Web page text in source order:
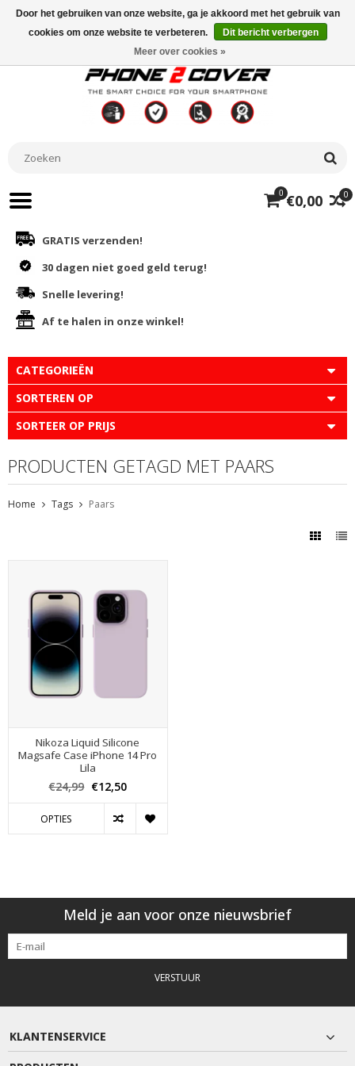
0
0 €0,00
GRATIS verzenden!
30 dagen niet goed geld terug!
Snelle levering!
Af te halen in onze winkel!
CATEGORIEËN
SORTEREN OP
SORTEER OP PRIJS
PRODUCTEN GETAGD MET PAARS
Home Tags Paars
Nikoza Liquid Silicone
Magsafe Case iPhone 14 Pro
Lila
€24,99 €12,50
OPTIES
Meld je aan voor onze nieuwsbrief
VERSTUUR
KLANTENSERVICE
Door het gebruiken van onze website, ga je akkoord met het gebruik van
cookies om onze website te verbeteren.
Dit bericht verbergen
Meer over cookies »